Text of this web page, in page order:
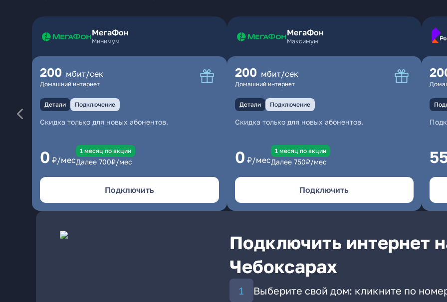
МегаФон
Минимум
200 мбит/сек
Домашний интернет
Детали Подключение
Скидка только для новых абонентов.
0 ₽/мес
1 месяц по акции
Далее 700₽/мес
Подключить
МегаФон
Максимум
200 мбит/сек
Домашний интернет
Детали Подключение
Скидка только для новых абонентов.
0 ₽/мес
1 месяц по акции
Далее 750₽/мес
Подключить
Подключить интернет
Чебоксарах
Выберите свой дом: кликните по